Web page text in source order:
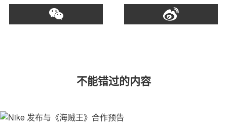
不能错过的内容